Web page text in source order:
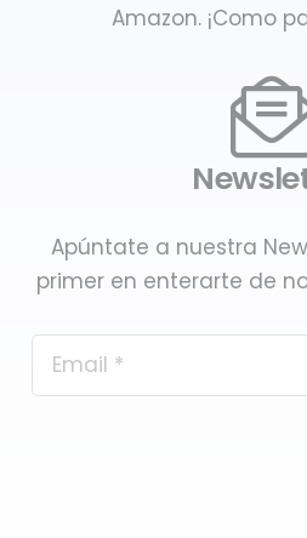
Amazon. ¡Como
Apúntate a nuestra
primer en enterarte de